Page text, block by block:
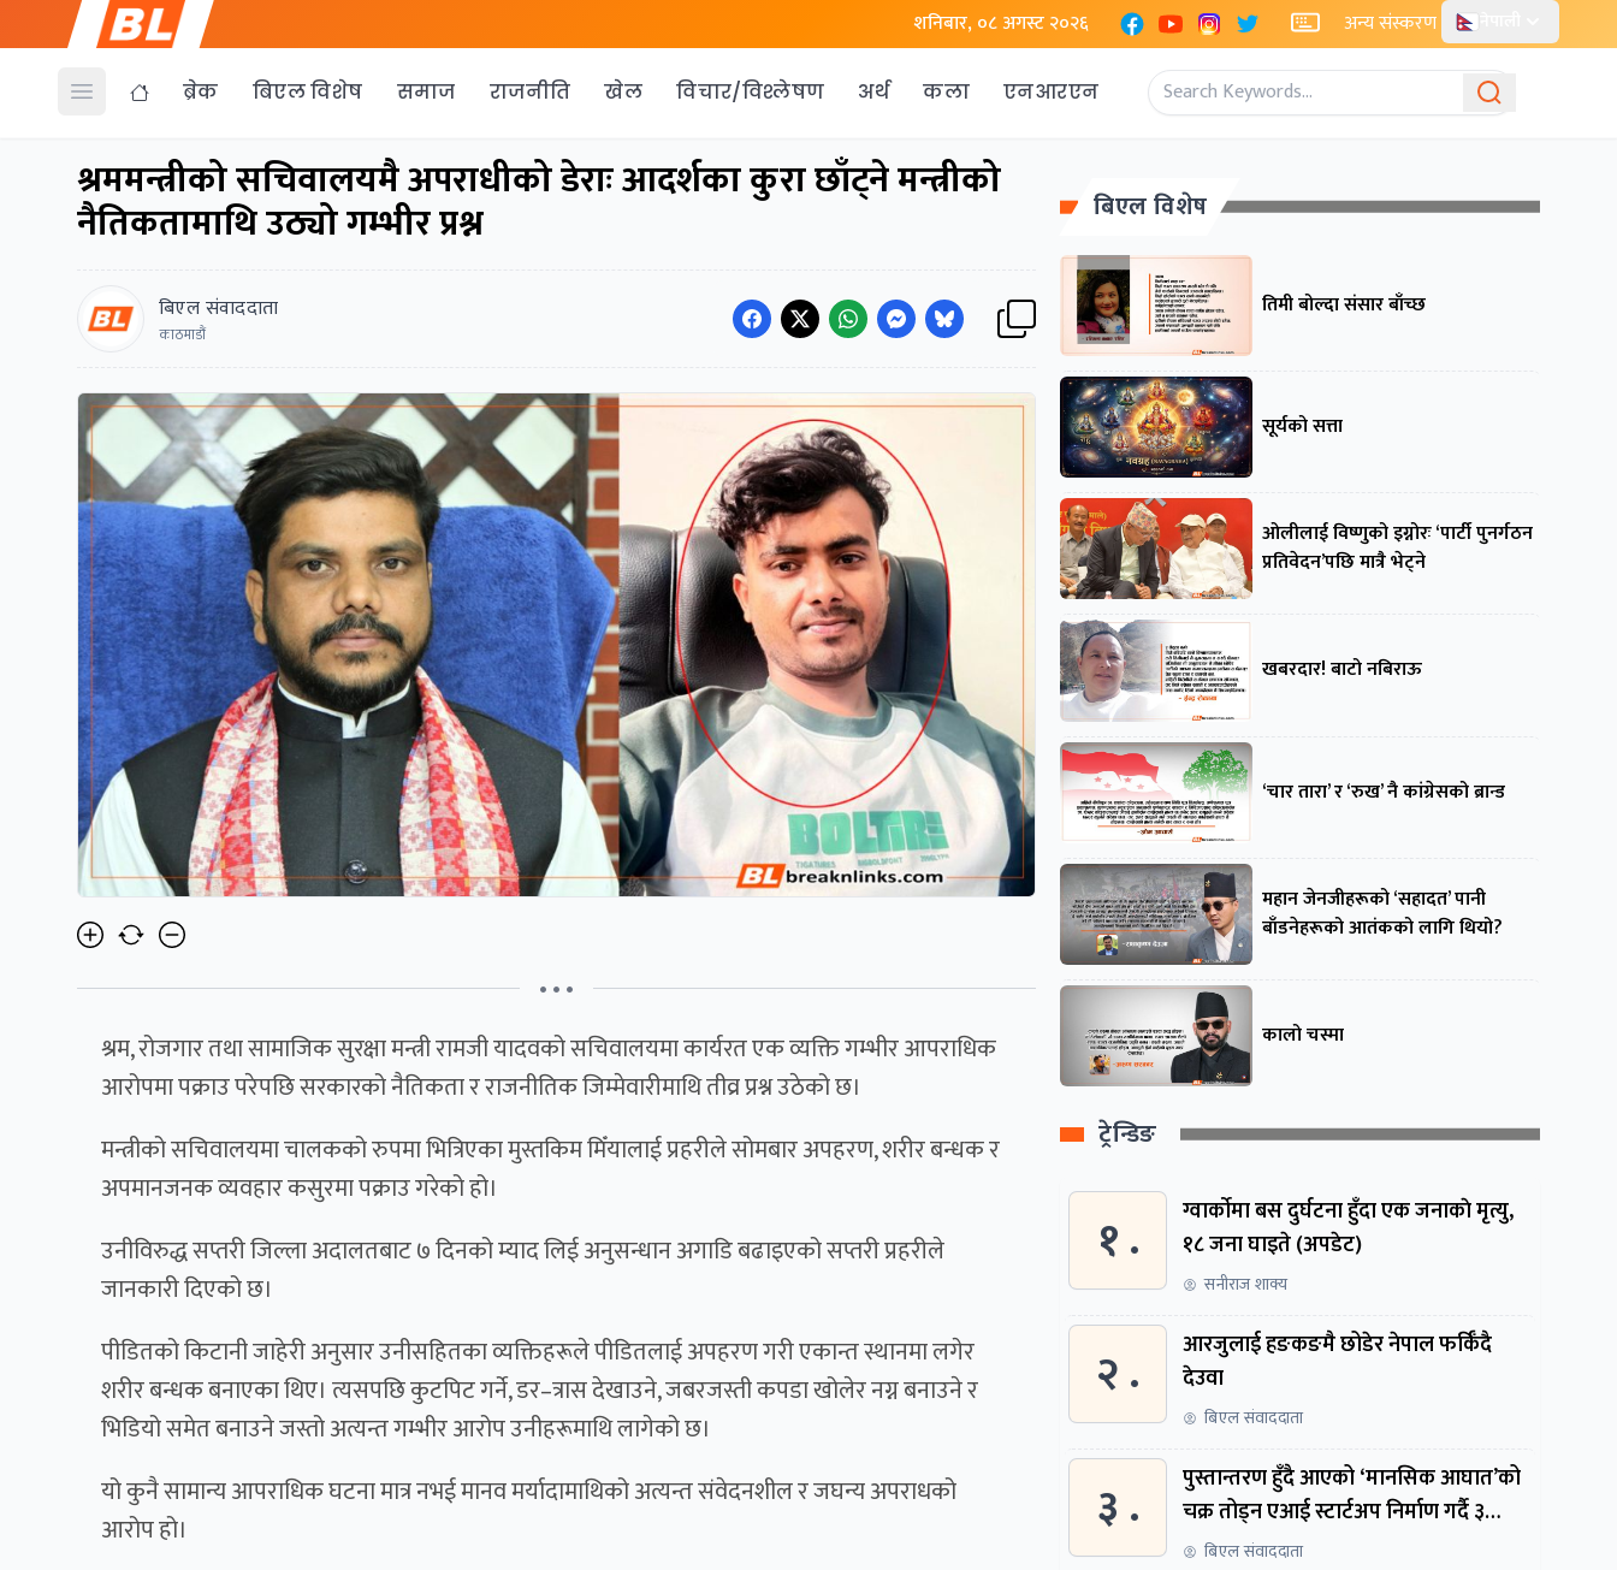
शनिबार, ०८ अगस्ट २०२६ FacebookYouTubeInstagram
X अन्य संस्करण
Open menu ब्रेक बिएल विशेष समाज राजनीति खेल विचार/विश्लेषण अर्थ कला एनआरएन
श्रममन्त्रीको सचिवालयमै अपराधीको डेराः आदर्शका कुरा छाँट्ने मन्त्रीको
नैतिकतामाथि उठ्यो गम्भीर प्रश्न
बिएल संवाददाता
काठमाडौं
• • •
श्रम, रोजगार तथा सामाजिक सुरक्षा मन्त्री रामजी यादवको सचिवालयमा कार्यरत एक व्यक्ति गम्भीर आपराधिक
आरोपमा पक्राउ परेपछि सरकारको नैतिकता र राजनीतिक जिम्मेवारीमाथि तीव्र प्रश्न उठेको छ।
मन्त्रीको सचिवालयमा चालकको रुपमा भित्रिएका मुस्तकिम मिँयालाई प्रहरीले सोमबार अपहरण, शरीर बन्धक र
अपमानजनक व्यवहार कसुरमा पक्राउ गरेको हो।
उनीविरुद्ध सप्तरी जिल्ला अदालतबाट ७ दिनको म्याद लिई अनुसन्धान अगाडि बढाइएको सप्तरी प्रहरीले
जानकारी दिएको छ।
पीडितको किटानी जाहेरी अनुसार उनीसहितका व्यक्तिहरूले पीडितलाई अपहरण गरी एकान्त स्थानमा लगेर
शरीर बन्धक बनाएका थिए। त्यसपछि कुटपिट गर्ने, डर–त्रास देखाउने, जबरजस्ती कपडा खोलेर नग्न बनाउने र
भिडियो समेत बनाउने जस्तो अत्यन्त गम्भीर आरोप उनीहरूमाथि लागेको छ।
यो कुनै सामान्य आपराधिक घटना मात्र नभई मानव मर्यादामाथिको अत्यन्त संवेदनशील र जघन्य अपराधको
आरोप हो।
बिएल विशेष
तिमी बोल्दा संसार बाँच्छ
सूर्यको सत्ता
ओलीलाई विष्णुको इग्नोरः ‘पार्टी पुनर्गठन
प्रतिवेदन’पछि मात्रै भेट्ने
खबरदार! बाटो नबिराऊ
‘चार तारा’ र ‘रुख’ नै कांग्रेसको ब्रान्ड
महान जेनजीहरूको ‘सहादत’ पानी
बाँडनेहरूको आतंकको लागि थियो?
कालो चस्मा
ट्रेन्डिङ
१ .
ग्वार्काेमा बस दुर्घटना हुँदा एक जनाकाे मृत्यु,
१८ जना घाइते (अपडेट)
सनीराज शाक्य
२ .
आरजुलाई हङकङमै छोडेर नेपाल फर्किँदै
देउवा
बिएल संवाददाता
३ .
पुस्तान्तरण हुँदै आएको ‘मानसिक आघात’को
चक्र तोड्न एआई स्टार्टअप निर्माण गर्दै ३
नेपाली
बिएल संवाददाता